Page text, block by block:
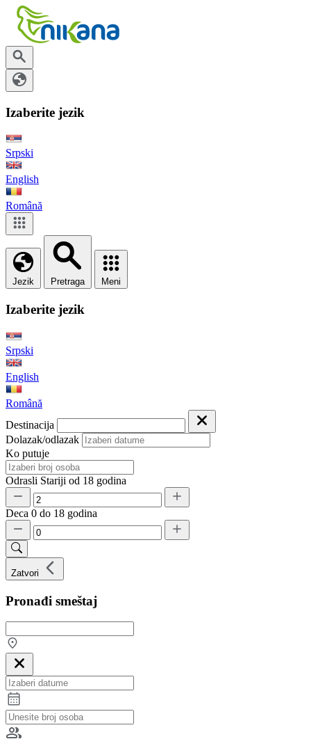
Izaberite jezik
Srpski
English
Română
Jezik Pretraga Meni
Izaberite jezik
Srpski
English
Română
Destinacija
Dolazak/odlazak
Ko putuje
Odrasli Stariji od 18 godina
Deca 0 do 18 godina
Zatvori
Pronađi smeštaj